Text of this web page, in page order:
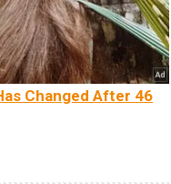
Changed After 46